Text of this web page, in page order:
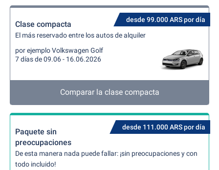
desde 99.000 ARS por día
Clase compacta
El más reservado entre los autos de alquiler
por ejemplo Volkswagen Golf
7 días de 09.06 - 16.06.2026
Comparar la clase compacta
desde 111.000 ARS por día
Paquete sin
preocupaciones
De esta manera nada puede fallar: ¡sin preocupaciones y con
todo incluido!